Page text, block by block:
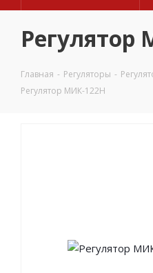
Регулятор
Главная - Регуляторы -
Регулятор МИК-122Н